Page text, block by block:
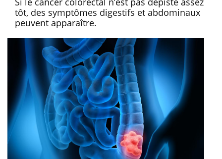
tôt, des symptômes digestifs et abdominaux
peuvent apparaître.